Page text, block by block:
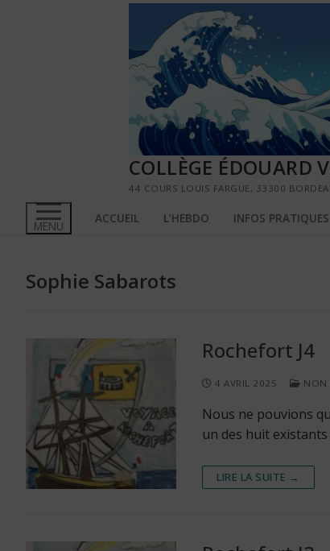
COLLÈGE ÉDOUARD
44 COURS LOUIS FARGUE, 33300
MENU ACCUEIL L’HEBDO INFOS PRATIQUES
Sophie Sabarots
Rochefort J4
4 AVRIL 2025 NON
Nous ne pouvions
un des huit
LIRE LA SUITE →